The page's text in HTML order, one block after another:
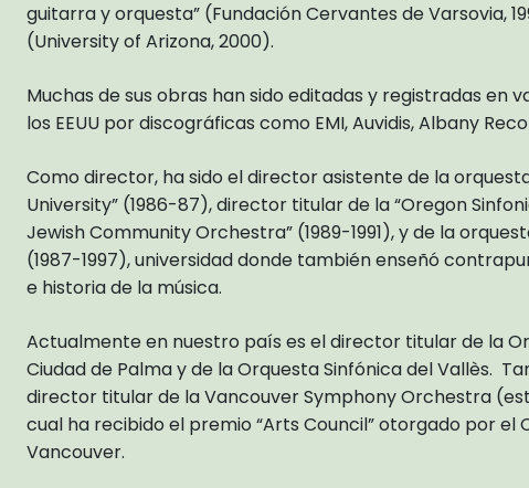
guitarra y orquesta” (Fundación Cervantes de Varsovia,
(University of Arizona, 2000).
Muchas de sus obras han sido editadas y registradas en
los EEUU por discográficas como EMI, Auvidis, Albany
Como director, ha sido el director asistente de la
University” (1986-87), director titular de la “Oregon
Jewish Community Orchestra” (1989-1991), y de la
(1987-1997), universidad donde también enseñó
e historia de la música.
Actualmente en nuestro país es el director titular de la
Ciudad de Palma y de la Orquesta Sinfónica del Vallès.
director titular de la Vancouver Symphony Orchestra
cual ha recibido el premio “Arts Council” otorgado por el
Vancouver.